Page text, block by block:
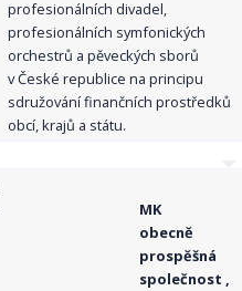
profesionálních divadel,
profesionálních symfonických
orchestrů a pěveckých sborů
v České republice na principu
sdružování finančních prostředků
obcí, krajů a státu.
MK
obecně
prospěšná
společnost ,